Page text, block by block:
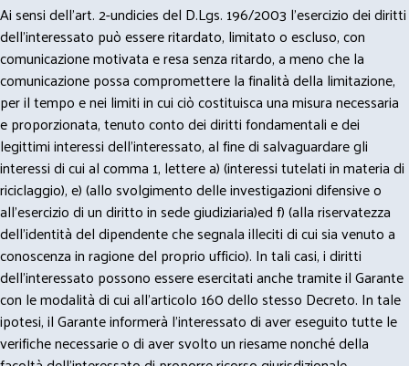
Ai sensi dell’art. 2-undicies del D.Lgs. 196/2003 l’esercizio dei diritti
dell’interessato può essere ritardato, limitato o escluso, con
comunicazione motivata e resa senza ritardo, a meno che la
comunicazione possa compromettere la finalità della limitazione,
per il tempo e nei limiti in cui ciò costituisca una misura necessaria
e proporzionata, tenuto conto dei diritti fondamentali e dei
legittimi interessi dell’interessato, al fine di salvaguardare gli
interessi di cui al comma 1, lettere a) (interessi tutelati in materia di
riciclaggio), e) (allo svolgimento delle investigazioni difensive o
all’esercizio di un diritto in sede giudiziaria)ed f) (alla riservatezza
dell’identità del dipendente che segnala illeciti di cui sia venuto a
conoscenza in ragione del proprio ufficio). In tali casi, i diritti
dell’interessato possono essere esercitati anche tramite il Garante
con le modalità di cui all’articolo 160 dello stesso Decreto. In tale
ipotesi, il Garante informerà l’interessato di aver eseguito tutte le
verifiche necessarie o di aver svolto un riesame nonché della